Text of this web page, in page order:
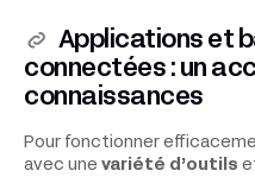
Applications et
connectées : un
connaissances
Pour fonctionner
avec une variété d’outils